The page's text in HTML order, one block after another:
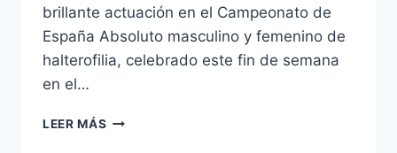
brillante actuación en el Campeonato de
España Absoluto masculino y femenino de
halterofilia, celebrado este fin de semana
en el…
LEER MÁS EL